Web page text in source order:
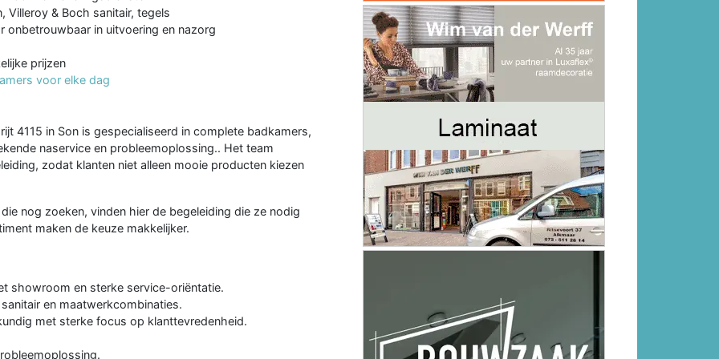
Villeroy & Boch sanitair, tegels
onbetrouwbaar in uitvoering en nazorg
prijzen
voor elke dag
4115 in Son is gespecialiseerd in complete badkamers,
naservice en probleemoplossing.. Het team
zodat klanten niet alleen mooie producten kiezen
nog zoeken, vinden hier de begeleiding die ze nodig
maken de keuze makkelijker.
showroom en sterke service-oriëntatie.
en maatwerkcombinaties.
met sterke focus op klanttevredenheid.